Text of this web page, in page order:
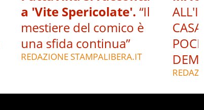
a 'Vite Spericolate'. “Il
mestiere del comico è
una sfida continua”
REDAZIONE STAMPALIBERA.IT